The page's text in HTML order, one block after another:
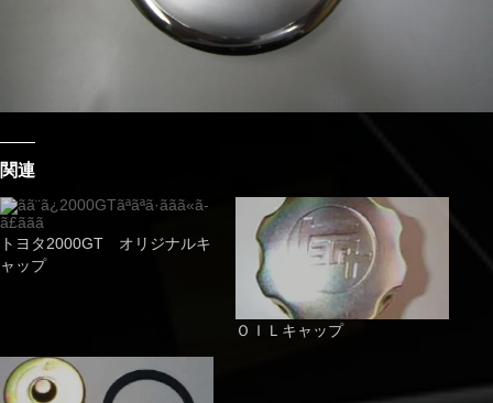
関連
トヨタ2000GT オリジナルキ
ャップ
ＯＩＬキャップ